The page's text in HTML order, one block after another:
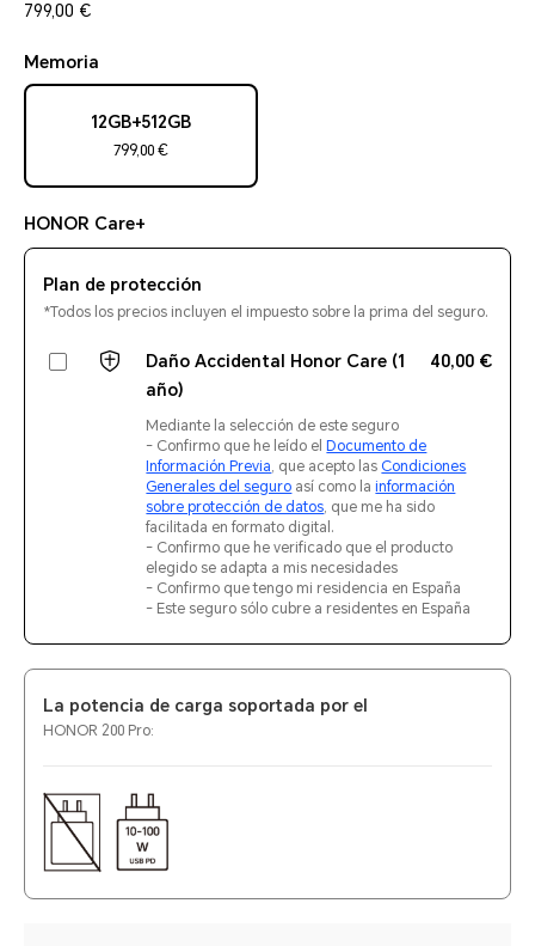
799,00 €
Memoria
12GB+512GB
799,00 €
HONOR Care+
Plan de protección
*Todos los precios incluyen el impuesto sobre la prima del seguro.
Daño Accidental Honor Care (1
año)
40,00 €
Mediante la selección de este seguro
- Confirmo que he leído el Documento de
Información Previa, que acepto las Condiciones
Generales del seguro así como lainformación
sobre protección de datos, que me ha sido
facilitada en formato digital.
- Confirmo que he verificado que el producto
elegido se adapta a mis necesidades
- Confirmo que tengo mi residencia en España
- Este seguro sólo cubre a residentes en España
La potencia de carga soportada por el
HONOR 200 Pro: